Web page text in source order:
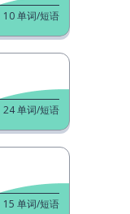
10单词/短语
24单词/短语
15 单词/短语